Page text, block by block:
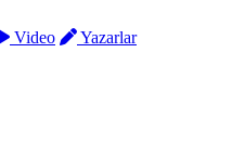
Video
Yazarlar